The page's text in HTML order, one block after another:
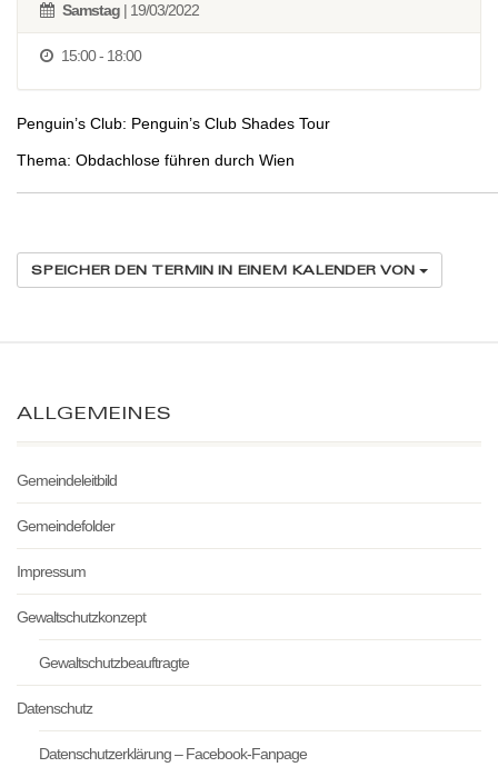
Samstag | 19/03/2022
15:00 - 18:00
Penguin’s Club: Penguin’s Club Shades Tour
Thema: Obdachlose führen durch Wien
SPEICHER DEN TERMIN IN EINEM KALENDER VON
ALLGEMEINES
Gemeindeleitbild
Gemeindefolder
Impressum
Gewaltschutzkonzept
Gewaltschutzbeauftragte
Datenschutz
Datenschutzerklärung – Facebook-Fanpage